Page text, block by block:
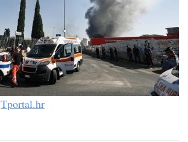
Tportal.hr